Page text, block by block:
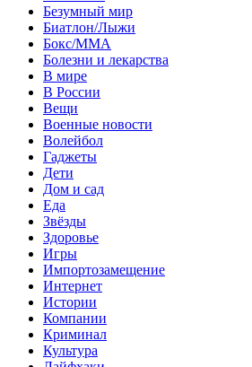
Безумный мир
Биатлон/Лыжи
Бокс/MMA
Болезни и лекарства
В мире
В России
Вещи
Военные новости
Волейбол
Гаджеты
Дети
Дом и сад
Еда
Звёзды
Здоровье
Игры
Импортозамещение
Интернет
Истории
Компании
Криминал
Культура